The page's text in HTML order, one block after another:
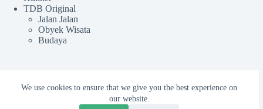
We use cookies to ensure that we give you the best experience on
our website.
TDB Original
Jalan Jalan
Obyek Wisata
Budaya